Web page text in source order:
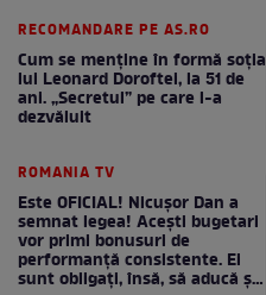
RECOMANDARE PE AS.RO
Cum se menţine în formă soţia
lui Leonard Doroftei, la 51 de
ani. „Secretul” pe care l-a
dezvăluit
ROMANIA TV
Este OFICIAL! Nicușor Dan a
semnat legea! Acești bugetari
vor primi bonusuri de
performanță consistente. Ei
sunt obligați, însă, să aducă și